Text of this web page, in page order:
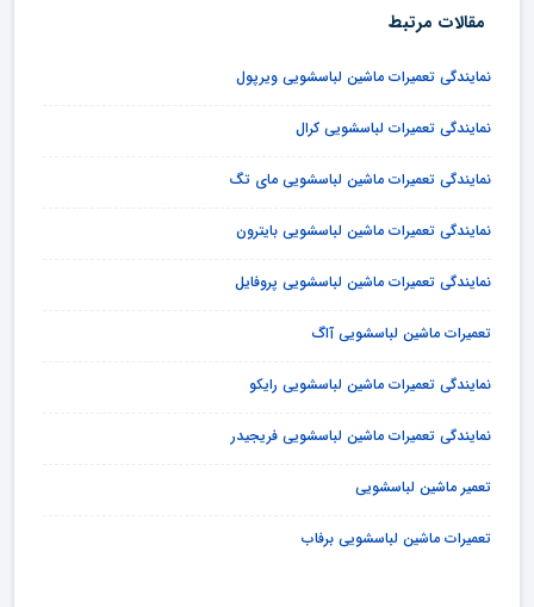
مقالات مرتبط
نمایندگی تعمیرات ماشین لباسشویی ویرپول
نمایندگی تعمیرات لباسشویی کرال
نمایندگی تعمیرات ماشین لباسشویی مای تگ
نمایندگی تعمیرات ماشین لباسشویی بایترون
نمایندگی تعمیرات ماشین لباسشویی پروفایل
تعمیرات ماشین لباسشویی آاگ
نمایندگی تعمیرات ماشین لباسشویی رایکو
نمایندگی تعمیرات ماشین لباسشویی فریجیدر
تعمیر ماشین لباسشویی
تعمیرات ماشین لباسشویی برفاب